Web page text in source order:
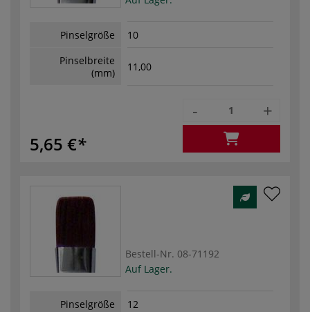
Pinselgröße
10
Pinselbreite
(mm)
11,00
5,65 €
- +
Bestell-Nr. 08-71192
Auf Lager.
Pinselgröße
12